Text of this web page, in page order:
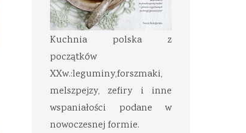
Kuchnia polska z
początków
XXw.:leguminy,forszmaki,
melszpejzy, zefiry i inne
wspaniałości podane w
nowoczesnej formie.